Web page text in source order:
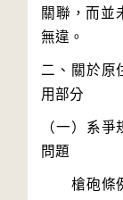
關聯，而並
二、關於原
（一）系
槍砲條例